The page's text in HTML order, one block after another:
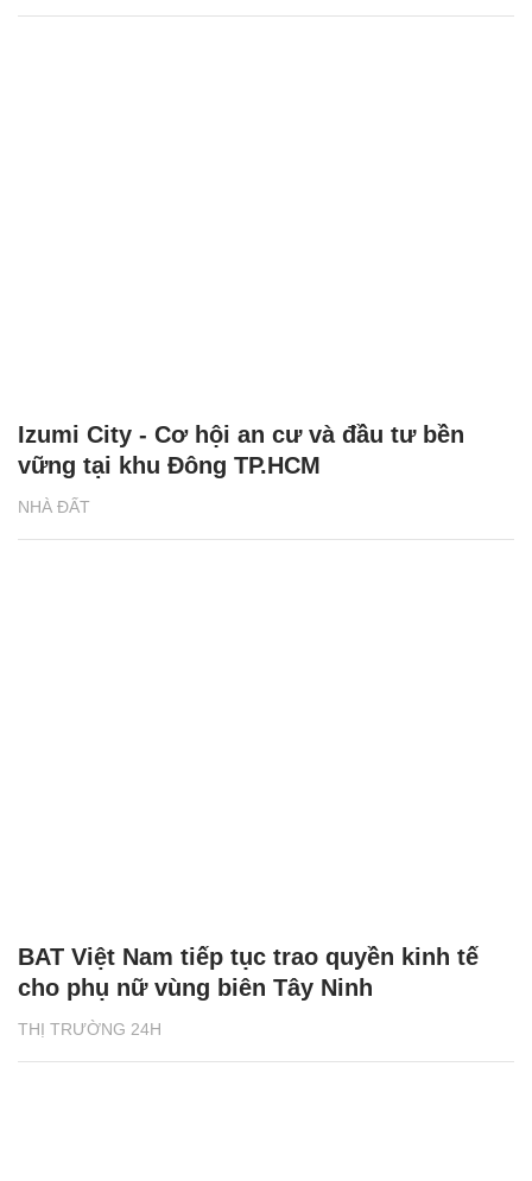
NHÀ ĐẤT
Izumi City - Cơ hội an cư và đầu tư bền
vững tại khu Đông TP.HCM
THỊ TRƯỜNG 24H
BAT Việt Nam tiếp tục trao quyền kinh tế
cho phụ nữ vùng biên Tây Ninh